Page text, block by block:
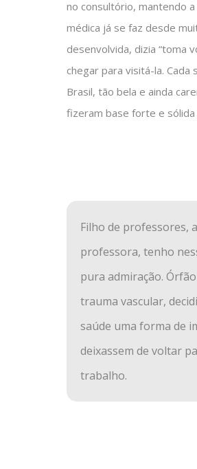
no consultório, mantendo
médica já se faz desde
desenvolvida, dizia “toma
chegar para visitá-la.
Brasil, tão bela e ainda
fizeram base forte e
Filho de professores,
professora, tenho
pura admiração.
trauma vascular,
saúde uma forma de
deixassem de voltar
trabalho.